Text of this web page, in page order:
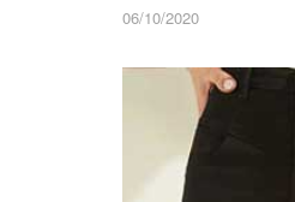
06/10/2020